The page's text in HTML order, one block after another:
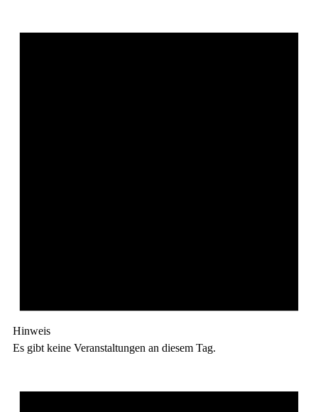
Hinweis
Es gibt keine Veranstaltungen an diesem Tag.